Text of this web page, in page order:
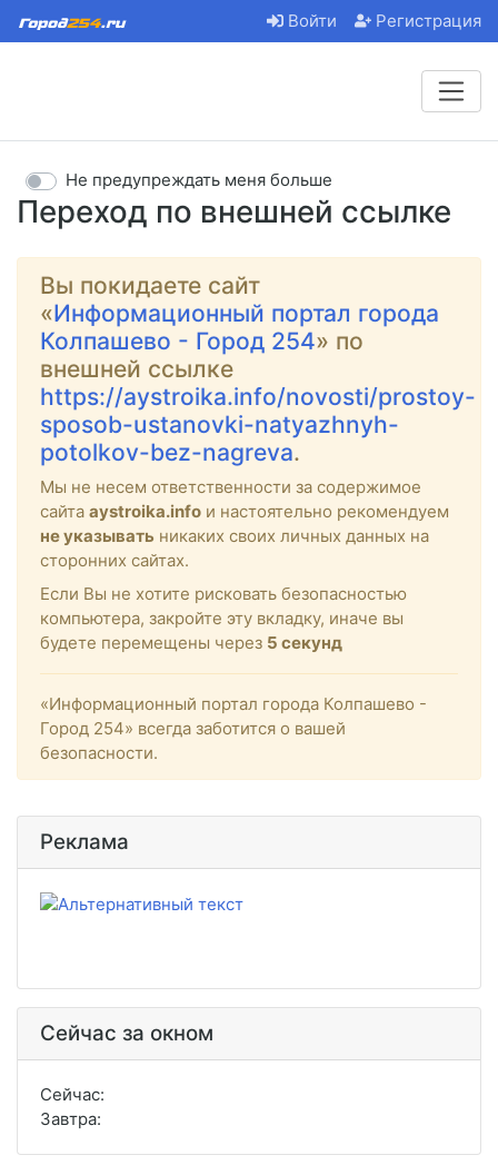
Войти Регистрация
Переход по внешней ссылке
Не предупреждать меня больше
Вы покидаете сайт
«Информационный портал города
Колпашево - Город 254» по
внешней ссылке
https://aystroika.info/novosti/prostoy-
sposob-ustanovki-natyazhnyh-
potolkov-bez-nagreva.
Мы не несем ответственности за содержимое
сайта aystroika.info и настоятельно рекомендуем
не указывать никаких своих личных данных на
сторонних сайтах.
Если Вы не хотите рисковать безопасностью
компьютера, закройте эту вкладку, иначе вы
будете перемещены через 5 секунд
«Информационный портал города Колпашево -
Город 254» всегда заботится о вашей
безопасности.
Реклама
Сейчас за окном
Сейчас:
Завтра: